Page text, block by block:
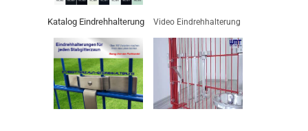
Katalog Eindrehhalterung Video Eindrehhalterung